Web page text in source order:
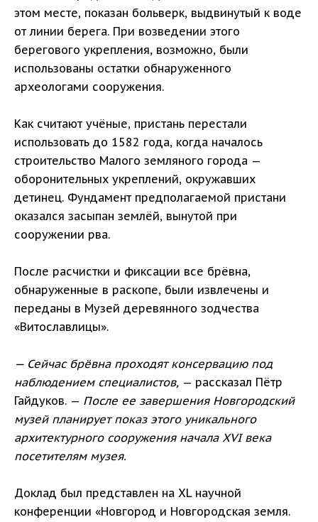
этом месте, показан больверк, выдвинутый к воде
от линии берега. При возведении этого
берегового укрепления, возможно, были
использованы остатки обнаруженного
археологами сооружения.
Как считают учёные, пристань перестали
использовать до 1582 года, когда началось
строительство Малого земляного города —
оборонительных укреплений, окружавших
детинец. Фундамент предполагаемой пристани
оказался засыпан землёй, вынутой при
сооружении рва.
После расчистки и фиксации все брёвна,
обнаруженные в раскопе, были извлечены и
переданы в Музей деревянного зодчества
«Витославлицы».
— Сейчас брёвна проходят консервацию под
наблюдением специалистов, — рассказал Пётр
Гайдуков. — После ее завершения Новгородский
музей планирует показ этого уникального
архитектурного сооружения начала XVI века
посетителям музея.
Доклад был представлен на XL научной
конференции «Новгород и Новгородская земля.